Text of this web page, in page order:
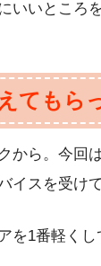
いいところ
てもら
から。今回
イスを受け
を1番軽く